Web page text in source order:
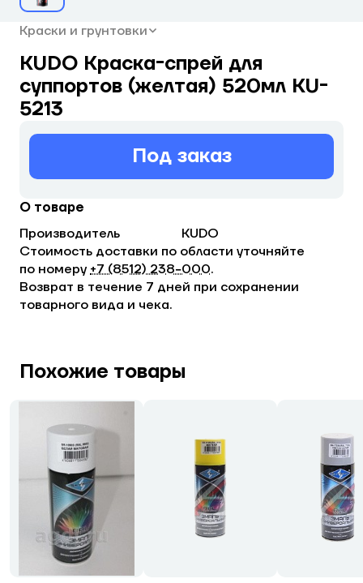
Краски и грунтовки
KUDO Краска-спрей для
суппортов (желтая) 520мл KU-
5213
Под заказ
О товаре
Производитель
KUDO
Стоимость доставки по области уточняйте
по номеру +7 (8512) 238−000.
Возврат в течение 7 дней при сохранении
товарного вида и чека.
Похожие товары